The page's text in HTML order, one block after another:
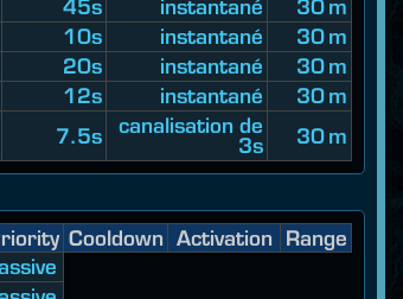
45s instantané
30 m
10s instantané
30 m
20s instantané
30 m
12s instantané
30 m
7.5s
canalisation de
3s
30 m
Cooldown Activation
Range